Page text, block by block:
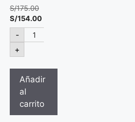
S/175.00
S/154.00
-
+
Añadir
al
carrito